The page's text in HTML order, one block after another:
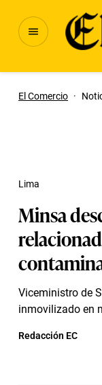
El Comercio ·
Minsa
Viceministro de
inmovilizado en
Lima
Redacción EC